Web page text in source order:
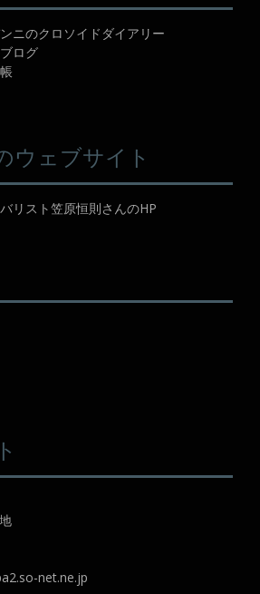
ニのクロソイドダイアリー
ログ
ウェブサイト
リスト笠原恒則さんのHP
net.ne.jp